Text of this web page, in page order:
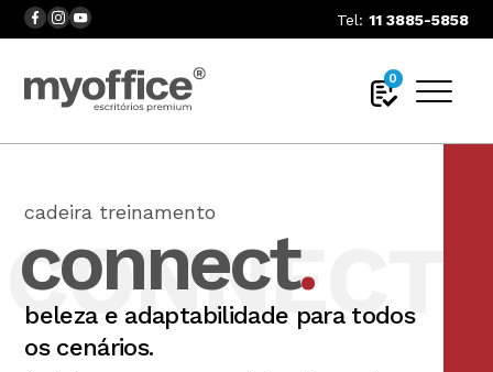
Tel: 11 3885-5858
0
CONNECT
cadeira treinamento
connect.
beleza e adaptabilidade para todos
os cenários.